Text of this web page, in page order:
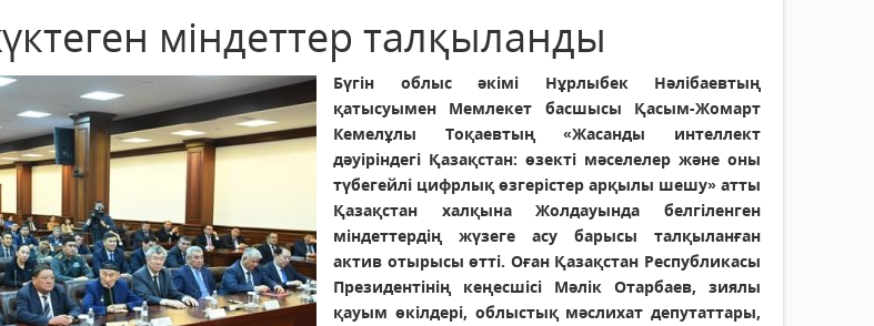
міндеттер талқыланды
Бүгін облыс әкімі Нұрлыбек Нәлібаевтың
қатысуымен Мемлекет басшысы Қасым-Жомарт
Кемелұлы Тоқаевтың «Жасанды интеллект
дәуіріндегі Қазақстан: өзекті мәселелер және оны
түбегейлі цифрлық өзгерістер арқылы шешу» атты
Қазақстан халқына Жолдауында белгіленген
міндеттердің жүзеге асу барысы талқыланған
актив отырысы өтті. Оған Қазақстан Республикасы
Президентінің кеңесшісі Мәлік Отарбаев, зиялы
қауым өкілдері, облыстық мәслихат депутаттары,